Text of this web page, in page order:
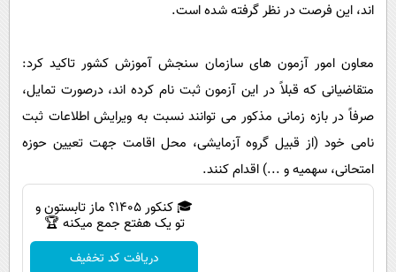
سیاست خارجی
اند، این فرصت در نظر گرفته شده است.
معاون امور آزمون های سازمان سنجش آموزش کشور تاکید کرد:
متقاضیانی که قبلاً در این آزمون ثبت نام کرده اند، درصورت تمایل،
صرفاً در بازه زمانی مذکور می توانند نسبت به ویرایش اطلاعات ثبت
نامی خود (از قبیل گروه آزمایشی، محل اقامت جهت تعیین حوزه
امتحانی، سهمیه و ...) اقدام کنند.
🎓 کنکور ۱۴۰5؟ ماز تابستون و
تو یک هفتع جمع میکنه 🏆
دریافت کد تخفیف